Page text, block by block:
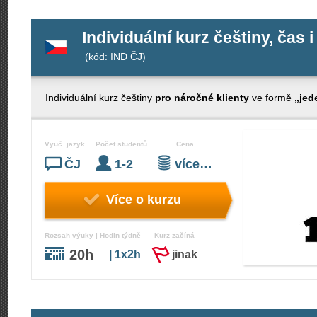
Individuální kurz češtiny, čas
(kód: IND ČJ)
Individuální kurz češtiny pro náročné klienty ve formě
Vyuč. jazyk
ČJ
Počet studentů
1-2
Cena
více…
Více o kurzu
Rozsah výuky | Hodin týdně
20h | 1x2h
Kurz začíná
jinak